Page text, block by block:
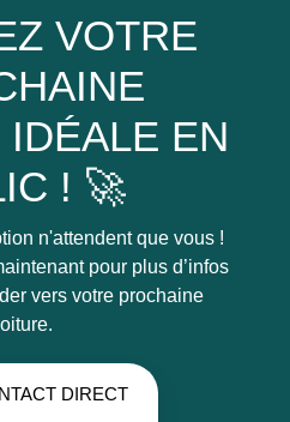
VOTRE
EN
! 🚀
n'attendent que vous !
pour plus d’infos
vers votre prochaine
DIRECT